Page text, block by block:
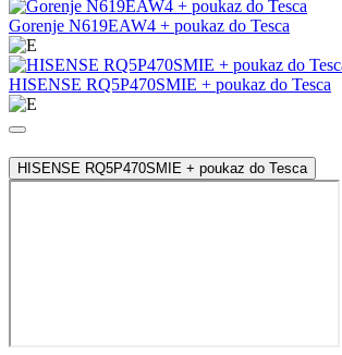
Gorenje N619EAW4 + poukaz do Tesca
HISENSE RQ5P470SMIE + poukaz do Tesca
HISENSE RQ5P470SMIE + poukaz do Tesca